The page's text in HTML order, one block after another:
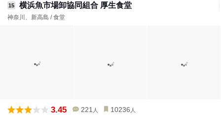
15 横浜魚市場卸協同組合 厚生食堂
神奈川、新高島 / 食堂
3.45 221 人 10236 人